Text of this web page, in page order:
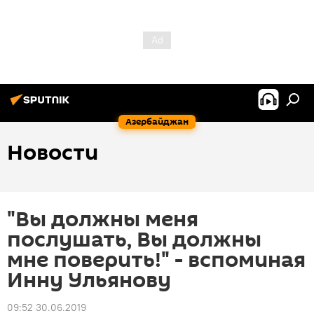
Азербайджан
Новости
"Вы должны меня
послушать, Вы должны
мне поверить!" - вспоминая
Инну Ульянову
09:52 30.06.2019